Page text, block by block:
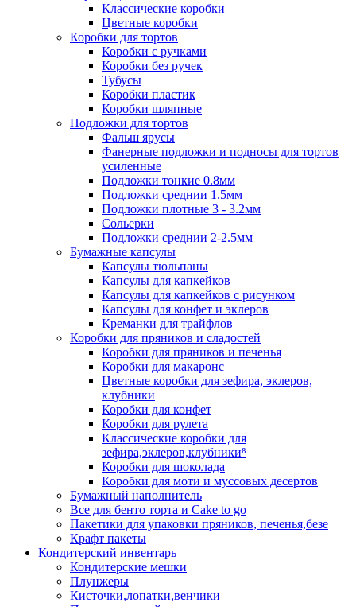
Классические коробки
Цветные коробки
Коробки для тортов
Коробки с ручками
Коробки без ручек
Тубусы
Коробки пластик
Коробки шляпные
Подложки для тортов
Фальш ярусы
Фанерные подложки и подносы для тортов
усиленные
Подложки тонкие 0.8мм
Подложки среднии 1.5мм
Подложки плотные 3 - 3.2мм
Сольерки
Подложки среднии 2-2.5мм
Бумажные капсулы
Капсулы тюльпаны
Капсулы для капкейков
Капсулы для капкейков с рисунком
Капсулы для конфет и эклеров
Креманки для трайфлов
Коробки для пряников и сладостей
Коробки для пряников и печенья
Коробки для макаронс
Цветные коробки для зефира, эклеров,
клубники
Коробки для конфет
Коробки для рулета
Классические коробки для
зефира,эклеров,клубники⁸
Коробки для шоколада
Коробки для моти и муссовых десертов
Бумажный наполнитель
Все для бенто торта и Cake to go
Пакетики для упаковки пряников, печенья,безе
Крафт пакеты
Кондитерский инвентарь
Кондитерские мешки
Плунжеры
Кисточки,лопатки,венчики